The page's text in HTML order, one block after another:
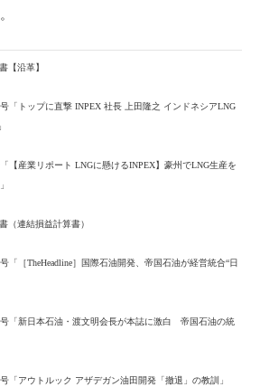
【沿革】
「トップに直撃 INPEX 社長 上田隆之 インドネシアLNG
【産業リポート LNGに懸けるINPEX】豪州でLNG生産を
（連結損益計算書）
「［TheHeadline］国際石油開発、帝国石油が経営統合“日
号「新日本石油・渡文明会長が本誌に激白 帝国石油の統
「アウトルック アザデガン油田開発「撤退」の教訓」